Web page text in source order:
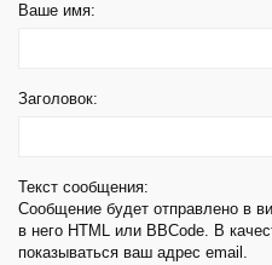
Ваше имя:
Заголовок:
Текст сообщения:
Сообщение будет отправлено в
в него HTML или BBCode. В
показываться ваш адрес email.